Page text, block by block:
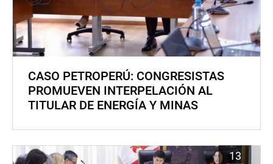
CASO PETROPERÚ: CONGRESISTAS
PROMUEVEN INTERPELACIÓN AL
TITULAR DE ENERGÍA Y MINAS
13